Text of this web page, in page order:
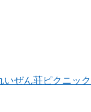
いぜん荘ピクニッ